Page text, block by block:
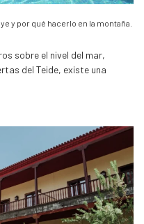
y por qué hacerlo en la montaña.
sobre el nivel del mar,
del Teide, existe una